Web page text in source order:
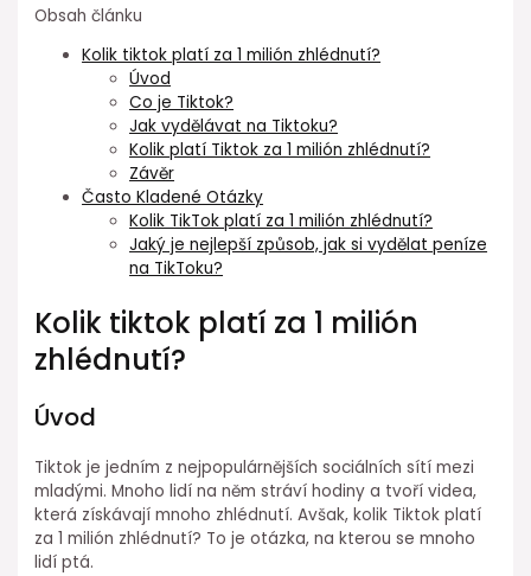
Obsah článku
Kolik tiktok platí za 1 milión zhlédnutí?
Úvod
Co je Tiktok?
Jak vydělávat na Tiktoku?
Kolik platí Tiktok za 1 milión zhlédnutí?
Závěr
Často Kladené Otázky
Kolik TikTok platí za 1 milión zhlédnutí?
Jaký je nejlepší způsob, jak si vydělat peníze
na TikToku?
Kolik tiktok platí za 1 milión
zhlédnutí?
Úvod
Tiktok je jedním z nejpopulárnějších sociálních sítí mezi
mladými. Mnoho lidí na něm stráví hodiny a tvoří videa,
která získávají mnoho zhlédnutí. Avšak, kolik Tiktok platí
za 1 milión zhlédnutí? To je otázka, na kterou se mnoho
lidí ptá.